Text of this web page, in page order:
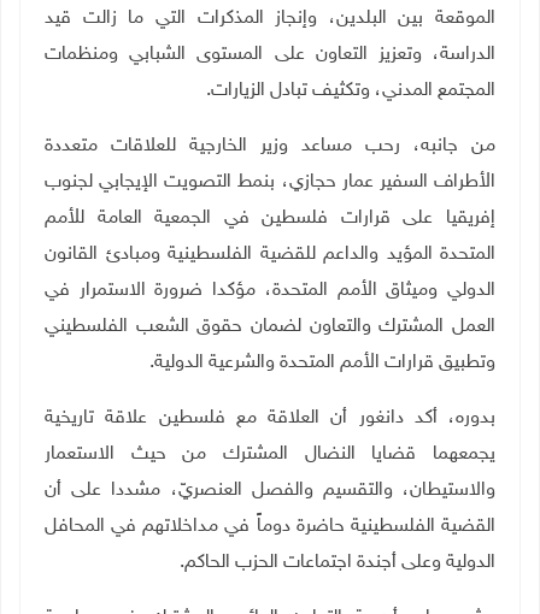
الموقعة بين البلدين، وإنجاز المذكرات التي ما زالت قيد
الدراسة، وتعزيز التعاون على المستوى الشبابي ومنظمات
المجتمع المدني، وتكثيف تبادل الزيارات.
من جانبه، رحب مساعد وزير الخارجية للعلاقات متعددة
الأطراف السفير عمار حجازي، بنمط التصويت الإيجابي لجنوب
إفريقيا على قرارات فلسطين في الجمعية العامة للأمم
المتحدة المؤيد والداعم للقضية الفلسطينية ومبادئ القانون
الدولي وميثاق الأمم المتحدة، مؤكدا ضرورة الاستمرار في
العمل المشترك والتعاون لضمان حقوق الشعب الفلسطيني
وتطبيق قرارات الأمم المتحدة والشرعية الدولية.
بدوره، أكد دانغور أن العلاقة مع فلسطين علاقة تاريخية
يجمعهما قضايا النضال المشترك من حيث الاستعمار
والاستيطان، والتقسيم والفصل العنصريّ، مشددا على أن
القضية الفلسطينية حاضرة دوماً في مداخلاتهم في المحافل
الدولية وعلى أجندة اجتماعات الحزب الحاكم.